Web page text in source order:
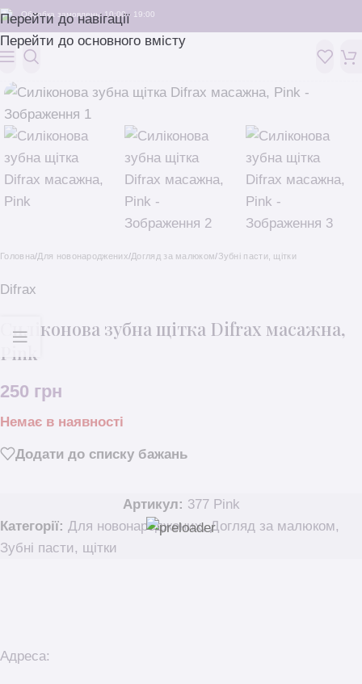
Перейти до навігації
Перейти до основного вмісту
Обробка замовлень: 10:00 - 19:00
Головна/Для новонароджених/Догляд за малюком/Зубні пасти, щітки
Difrax
Силіконова зубна щітка Difrax масажна,
Pink
250 грн
Немає в наявності
Додати до списку бажань
Артикул: 377 Pink
Категорії: Для новонароджених, Догляд за малюком,
Зубні пасти, щітки
Адреса: